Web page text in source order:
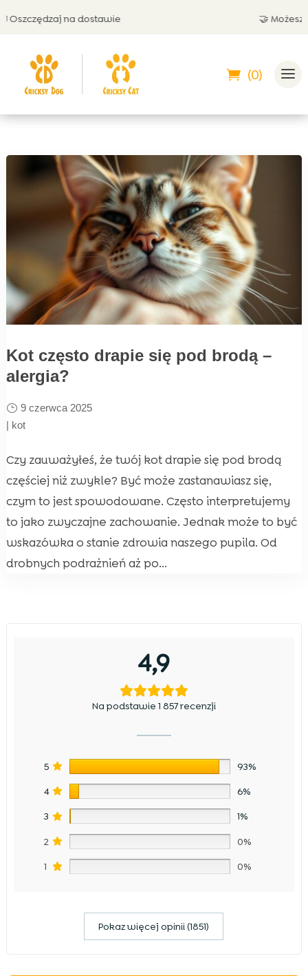
na dostawie 🤝 Możesz
(0)
Kot często drapie się pod brodą –
alergia?
9 czerwca 2025
| kot
Czy zauważyłeś, że twój kot drapie się pod brodą
częściej niż zwykle? Być może zastanawiasz się,
czym to jest spowodowane. Często interpretujemy
to jako zwyczajne zachowanie. Jednak może to być
wskazówka o stanie zdrowia naszego pupila. Od
drobnych podrażnień aż po...
4,9
Na podstawie 1 857 recenzji
5 93%
4 6%
3 1%
2 0%
1 0%
Pokaz więcej opinii (1851)